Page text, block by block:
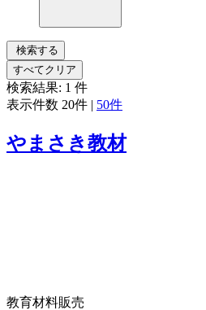
検索する
すべてクリア
検索結果: 1 件
表示件数 20件 | 50件
やまさき教材
教育材料販売